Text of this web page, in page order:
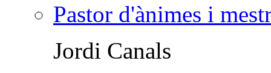
Pastor d'ànimes i
Jordi Canals